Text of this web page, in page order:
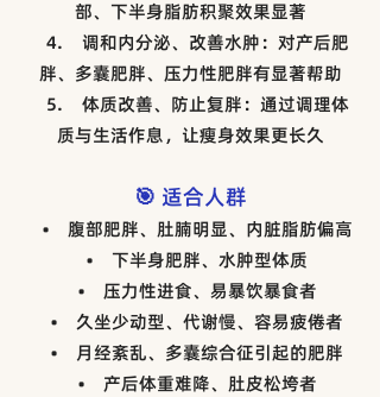
部、下半身脂肪积聚效果显著
4. 调和内分泌、改善水肿：对产后肥
胖、多囊肥胖、压力性肥胖有显著帮助
5. 体质改善、防止复胖：通过调理体
质与生活作息，让瘦身效果更长久
🎯 适合人群
• 腹部肥胖、肚腩明显、内脏脂肪偏高
• 下半身肥胖、水肿型体质
• 压力性进食、易暴饮暴食者
• 久坐少动型、代谢慢、容易疲倦者
• 月经紊乱、多囊综合征引起的肥胖
• 产后体重难降、肚皮松垮者